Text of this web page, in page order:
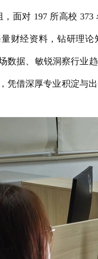
面对 197 所高校
财经资料，钻研理
数据、敏锐洞察行业
凭借深厚专业积淀与